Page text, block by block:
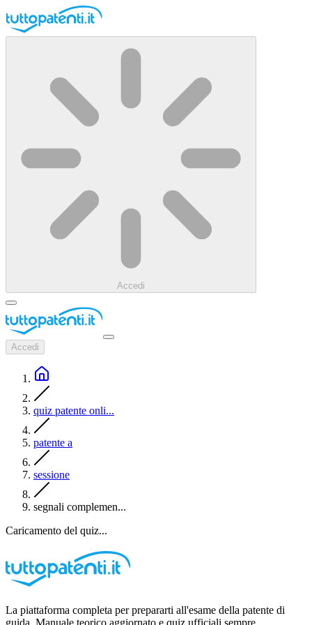
Accedi
Accedi
quiz patente onli...
patente a
sessione
segnali complemen...
Caricamento del quiz...
La piattaforma completa per prepararti all'esame della patente di
guida. Manuale teorico aggiornato e quiz ufficiali sempre